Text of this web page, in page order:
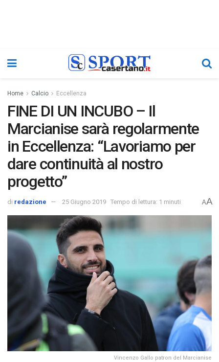
Home Calcio Eccellenza
FINE DI UN INCUBO – Il
Marcianise sarà regolarmente
in Eccellenza: “Lavoriamo per
dare continuità al nostro
progetto”
di redazione 25 Giugno 2019 Tempo di lettura: 1 minuti AA
Vincenzo Gallo patron del Marcianise